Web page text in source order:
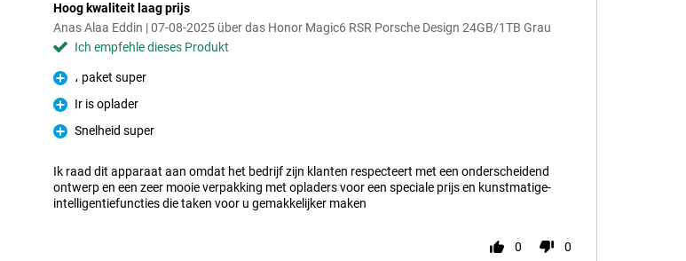
Hoog kwaliteit laag prijs
Anas Alaa Eddin | 07-08-2025 über das Honor Magic6 RSR Porsche Design 24GB/1TB Grau
Ich empfehle dieses Produkt
Pro
، paket super
Pro
Ir is oplader
Pro
Snelheid super
Ik raad dit apparaat aan omdat het bedrijf zijn klanten respecteert met een onderscheidend
ontwerp en een zeer mooie verpakking met opladers voor een speciale prijs en kunstmatige-
intelligentiefuncties die taken voor u gemakkelijker maken
0 0